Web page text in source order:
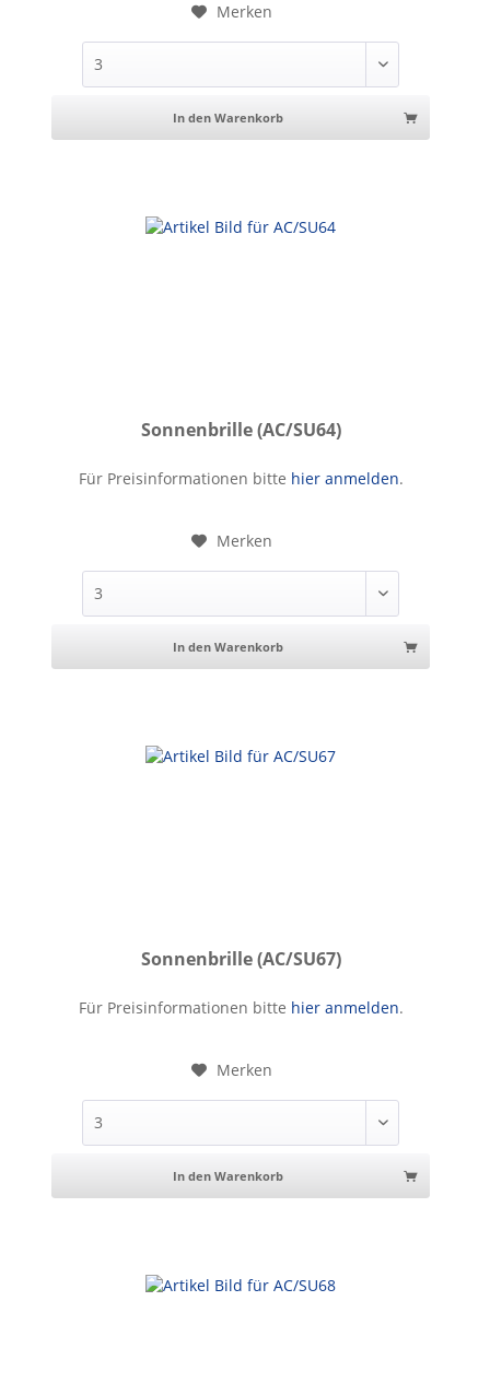
Merken
In den Warenkorb
Sonnenbrille (AC/SU64)
Sonnenbrille
Für Preisinformationen bitte hier anmelden.
Merken
In den Warenkorb
Sonnenbrille (AC/SU67)
Sonnenbrille
Für Preisinformationen bitte hier anmelden.
Merken
In den Warenkorb